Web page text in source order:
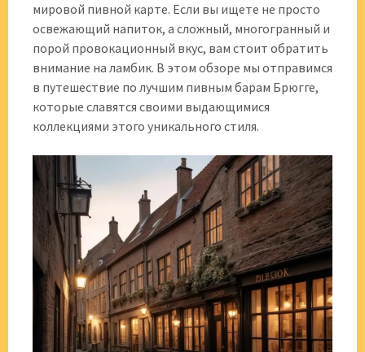
мировой пивной карте. Если вы ищете не просто
освежающий напиток, а сложный, многогранный и
порой провокационный вкус, вам стоит обратить
внимание на ламбик. В этом обзоре мы отправимся
в путешествие по лучшим пивным барам Брюгге,
которые славятся своими выдающимися
коллекциями этого уникального стиля.